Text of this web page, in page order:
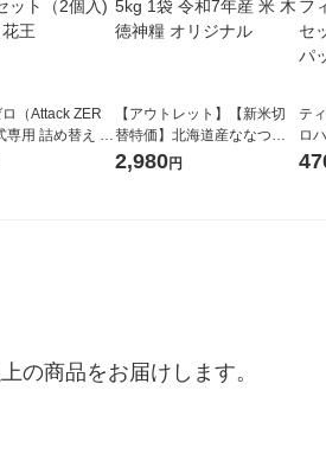
（Attack ZER
用 詰め替え メ
2300g 1セット
濯洗剤 花王
【アウトレット】【新米切
替特価】北海道産ななつぼ
し 無洗米 5kg 1袋 令和7年産
米 木徳神糧 オリジナル
2,980円
テ
ロ
ッ
の商品をお届けします。